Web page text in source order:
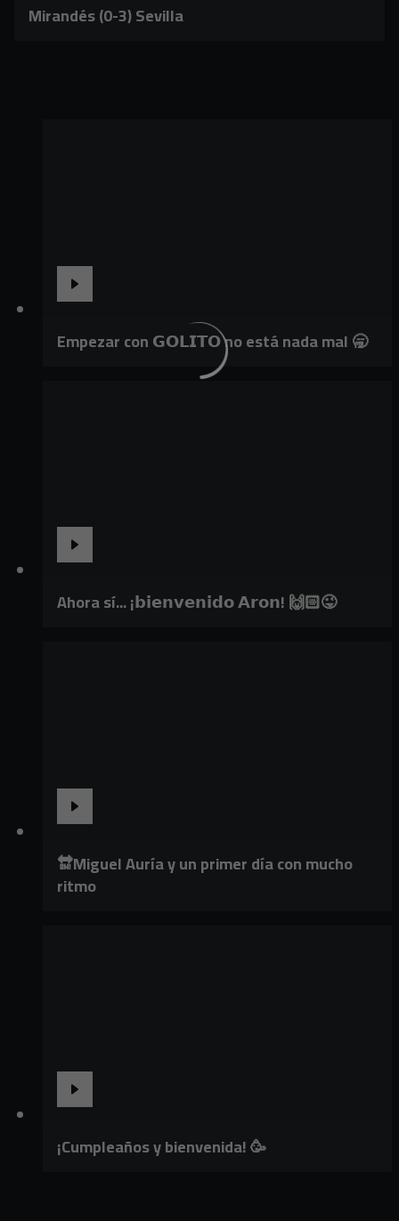
Mirandés (0-3) Sevilla
Empezar con 𝗚𝗢𝗟𝗜𝗧𝗢 no está nada mal 🥱
Ahora sí... ¡𝗯𝗶𝗲𝗻𝘃𝗲𝗻𝗶𝗱𝗼 𝗔𝗿𝗼𝗻! 🙌🏻😜
🔛Miguel Auría y un primer día con mucho
ritmo
¡Cumpleaños y bienvenida! 🥳